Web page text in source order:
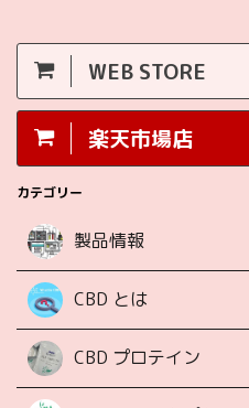
WEB STORE
楽天市場店
カテゴリー
製品情報
CBD とは
CBD プロテイン